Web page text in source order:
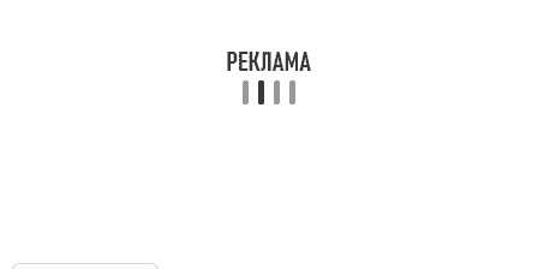
Ролики для откатных